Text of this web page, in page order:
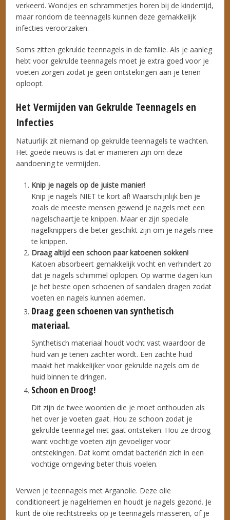
verkeerd. Wondjes en schrammetjes horen bij de kindertijd,
maar rondom de teennagels kunnen deze gemakkelijk
infecties veroorzaken.
Soms zitten gekrulde teennagels in de familie. Als je aanleg
hebt voor gekrulde teennagels moet je extra goed voor je
voeten zorgen zodat je geen ontstekingen aan je tenen
oploopt.
Het Vermijden van Gekrulde Teennagels en
Infecties
Natuurlijk zit niemand op gekrulde teennagels te wachten.
Het goede nieuws is dat er manieren zijn om deze
aandoening te vermijden.
Knip je nagels op de juiste manier!
Knip je nagels NIET te kort af! Waarschijnlijk ben je
zoals de meeste mensen gewend je nagels met een
nagelschaartje te knippen. Maar er zijn speciale
nagelknippers die beter geschikt zijn om je nagels mee
te knippen.
Draag altijd een schoon paar katoenen sokken!
Katoen absorbeert gemakkelijk vocht en verhindert zo
dat je nagels schimmel oplopen. Op warme dagen kun
je het beste open schoenen of sandalen dragen zodat
voeten en nagels kunnen ademen.
Draag geen schoenen van synthetisch
materiaal.
Synthetisch materiaal houdt vocht vast waardoor de
huid van je tenen zachter wordt. Een zachte huid
maakt het makkelijker voor gekrulde nagels om de
huid binnen te dringen.
Schoon en Droog!
Dit zijn de twee woorden die je moet onthouden als
het over je voeten gaat. Hou ze schoon zodat je
gekrulde teennagel niet gaat ontsteken. Hou ze droog
want vochtige voeten zijn gevoeliger voor
ontstekingen. Dat komt omdat bacteriën zich in een
vochtige omgeving beter thuis voelen.
Verwen je teennagels met Arganolie. Deze olie
conditioneert je nagelriemen en houdt je nagels gezond. Je
kunt de olie rechtstreeks op je teennagels masseren, of je